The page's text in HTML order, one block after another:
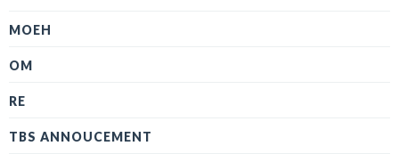
MOEH
OM
RE
TBS ANNOUCEMENT